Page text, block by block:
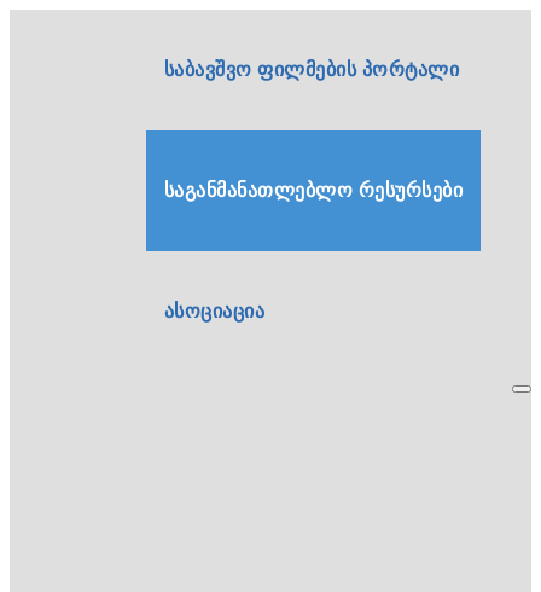
საბავშვო ფილმების პორტალი
საგანმანათლებლო რესურსები
ასოციაცია